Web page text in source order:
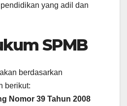
yang adil dan
SPMB
berdasarkan
berikut:
Nomor 39 Tahun 2008